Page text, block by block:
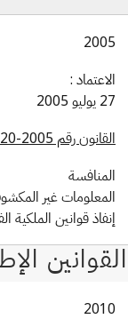
:
رقم 2005-020 الصادر في 27 يوليو 2005 على المنافسة
غير المكشوف
قوانين الملكية